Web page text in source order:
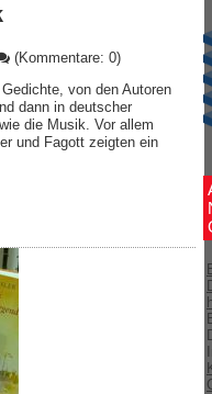
(Kommentare: 0)
von den Autoren
dann in deutscher
die Musik. Vor allem
und Fagott zeigten ein